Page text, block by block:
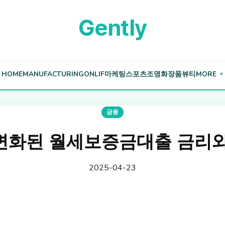
Gently
HOMEMANUFACTURINGONLIF마케팅스포츠조명화장품뷰티MORE ▼
금융
화된 월세보증금대출 금리
2025-04-23